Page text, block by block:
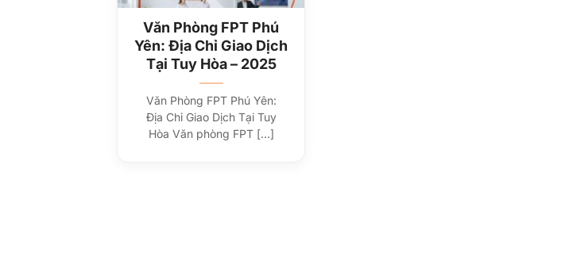
Văn Phòng FPT Phú
Yên: Địa Chỉ Giao Dịch
Tại Tuy Hòa – 2025
Văn Phòng FPT Phú Yên:
Địa Chỉ Giao Dịch Tại Tuy
Hòa Văn phòng FPT [...]